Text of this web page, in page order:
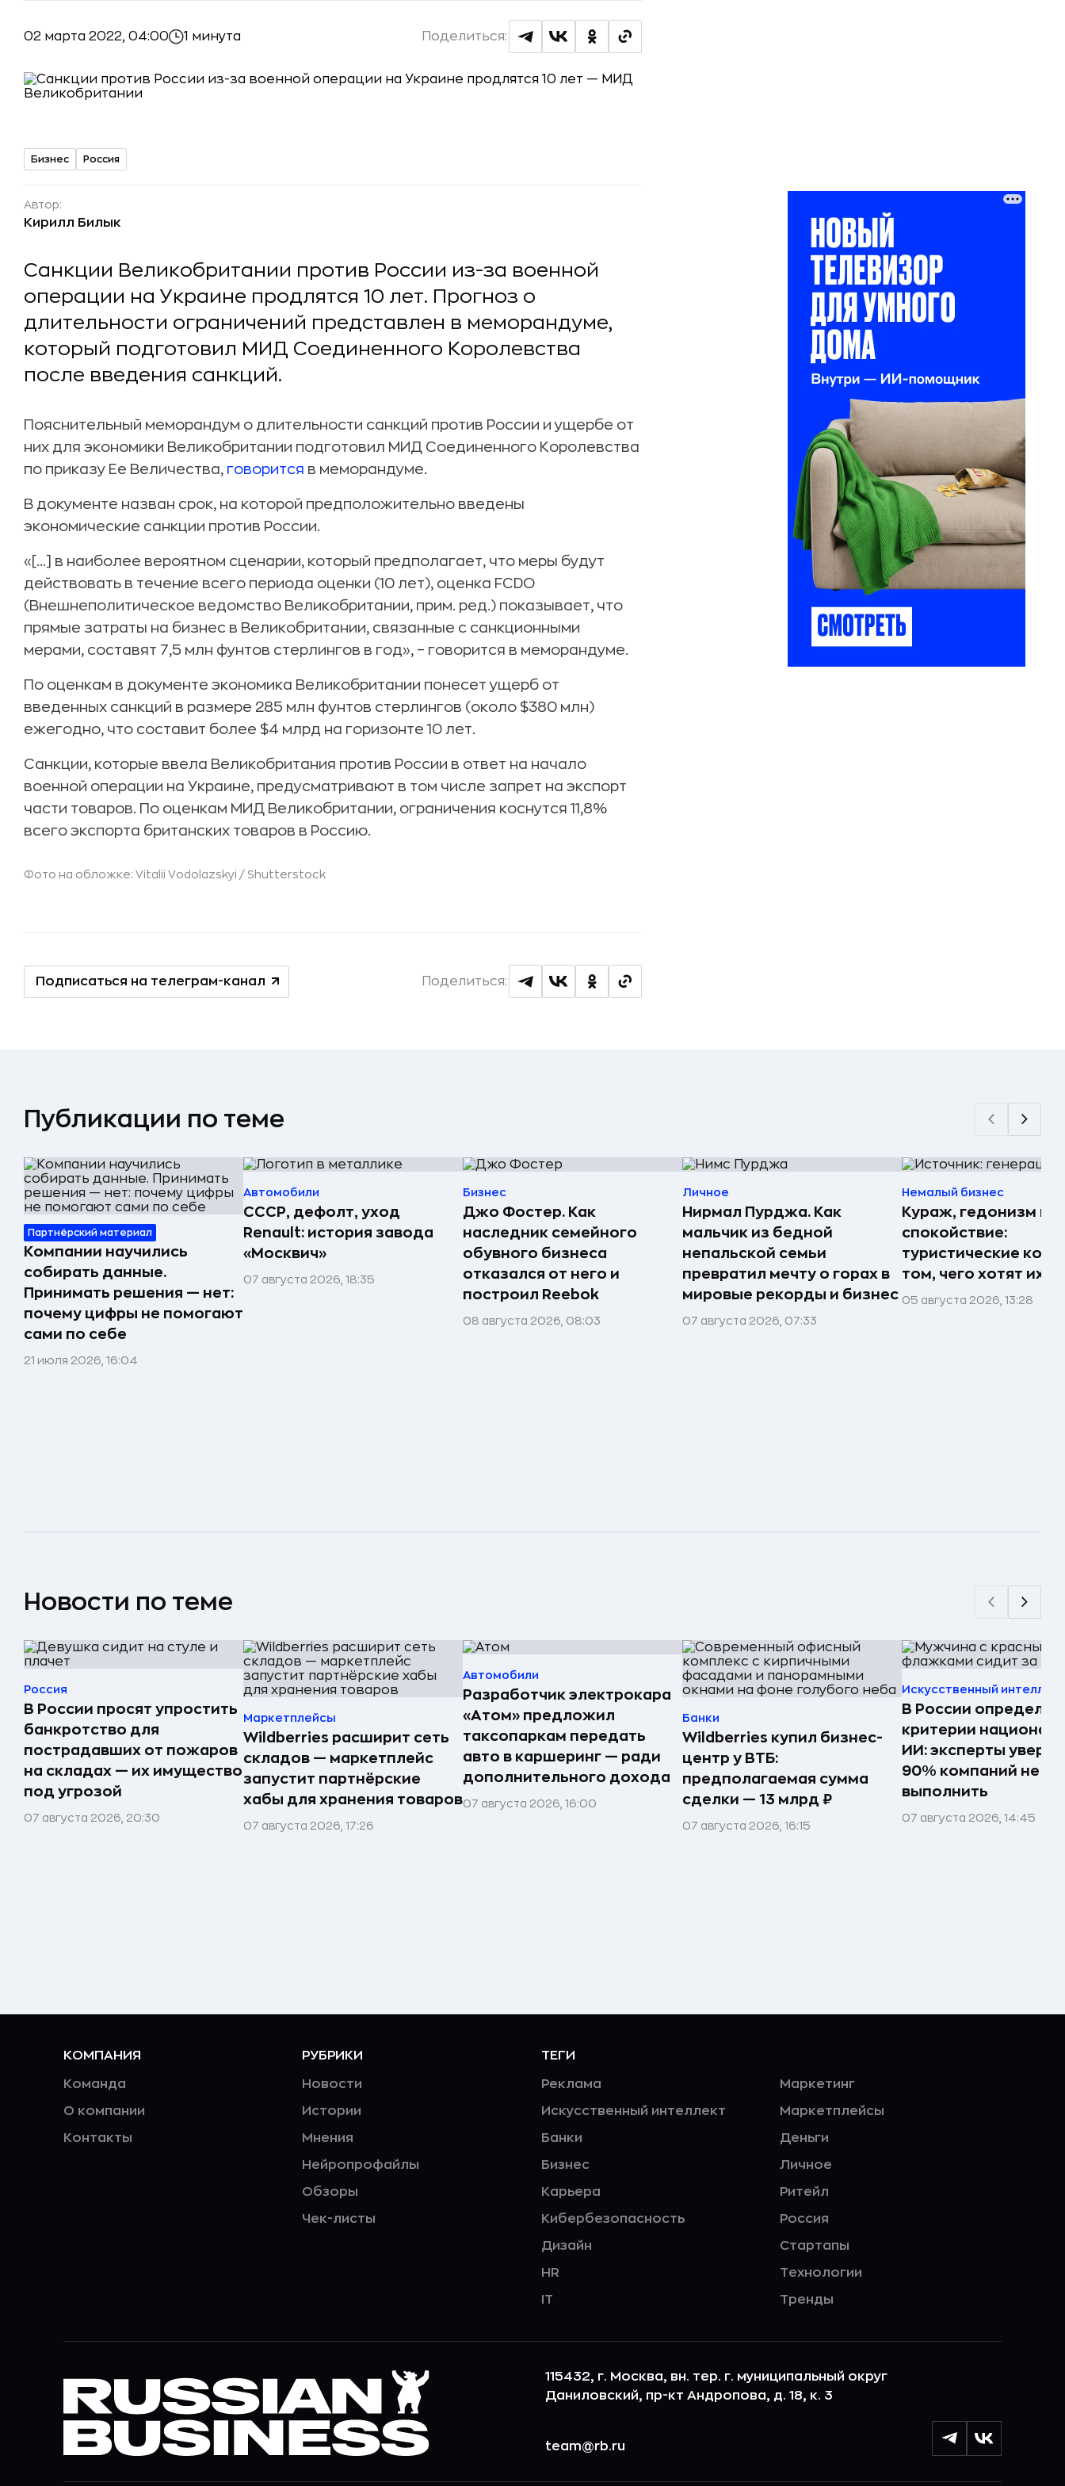
02 марта 2022, 04:00 1 минута Поделиться:
Бизнес Россия
Автор:
Кирилл Билык
Санкции Великобритании против России из-за военной
операции на Украине продлятся 10 лет. Прогноз о
длительности ограничений представлен в меморандуме,
который подготовил МИД Соединенного Королевства
после введения санкций.
Пояснительный меморандум о длительности санкций против России и ущербе от
них для экономики Великобритании подготовил МИД Соединенного Королевства
по приказу Ее Величества, говорится в меморандуме.
В документе назван срок, на которой предположительно введены
экономические санкции против России.
«[...] в наиболее вероятном сценарии, который предполагает, что меры будут
действовать в течение всего периода оценки (10 лет), оценка FCDO
(Внешнеполитическое ведомство Великобритании, прим. ред.) показывает, что
прямые затраты на бизнес в Великобритании, связанные с санкционными
мерами, составят 7,5 млн фунтов стерлингов в год», – говорится в меморандуме.
По оценкам в документе экономика Великобритании понесет ущерб от
введенных санкций в размере 285 млн фунтов стерлингов (около $380 млн)
ежегодно, что составит более $4 млрд на горизонте 10 лет.
Санкции, которые ввела Великобритания против России в ответ на начало
военной операции на Украине, предусматривают в том числе запрет на экспорт
части товаров. По оценкам МИД Великобритании, ограничения коснутся 11,8%
всего экспорта британских товаров в Россию.
Фото на обложке: Vitalii Vodolazskyi / Shutterstock
Подписаться на телеграм-канал Поделиться:
Публикации по теме
Партнёрский материал
Компании научились
собирать данные.
Принимать решения — нет:
почему цифры не помогают
сами по себе
21 июля 2026, 16:04
Автомобили
СССР, дефолт, уход
Renault: история завода
«Москвич»
07 августа 2026, 18:35
Бизнес
Джо Фостер. Как
наследник семейного
обувного бизнеса
отказался от него и
построил Reebok
08 августа 2026, 08:03
Личное
Нирмал Пурджа. Как
мальчик из бедной
непальской семьи
превратил мечту о горах в
мировые рекорды и бизнес
07 августа 2026, 07:33
Немалый бизнес
Кураж, гедонизм и
спокойствие:
туристические
том, чего хотят их
05 августа 2026, 13:28
Новости по теме
Россия
В России просят упростить
банкротство для
пострадавших от пожаров
на складах — их имущество
под угрозой
07 августа 2026, 20:30
Маркетплейсы
Wildberries расширит сеть
складов — маркетплейс
запустит партнёрские
хабы для хранения товаров
07 августа 2026, 17:26
Автомобили
Разработчик электрокара
«Атом» предложил
таксопаркам передать
авто в каршеринг — ради
дополнительного дохода
07 августа 2026, 16:00
Банки
Wildberries купил бизнес-
центр у ВТБ:
предполагаемая сумма
сделки — 13 млрд ₽
07 августа 2026, 16:15
Искусственный
В России
критерии
ИИ: эксперты
90% компаний не
выполнить
07 августа 2026, 14:45
КОМПАНИЯ
Команда
О компании
Контакты
РУБРИКИ
Новости
Истории
Мнения
Нейропрофайлы
Обзоры
Чек-листы
ТЕГИ
Реклама
Искусственный интеллект
Банки
Бизнес
Карьера
Кибербезопасность
Дизайн
HR
IT
Маркетинг
Маркетплейсы
Деньги
Личное
Ритейл
Россия
Стартапы
Технологии
Тренды
115432, г. Москва, вн. тер. г. муниципальный округ
Даниловский, пр-кт Андропова, д. 18, к. 3
team@rb.ru